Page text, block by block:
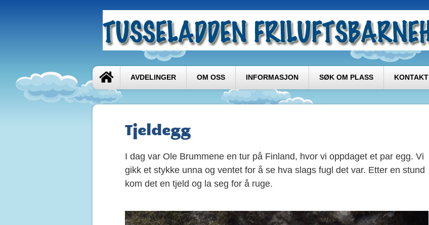
AVDELINGER OM OSS INFORMASJON SØK OM PLASS KONTAKT
Tjeldegg
I dag var Ole Brummene en tur på Finland, hvor vi oppdaget et par egg. Vi
gikk et stykke unna og ventet for å se hva slags fugl det var. Etter en stund
kom det en tjeld og la seg for å ruge.